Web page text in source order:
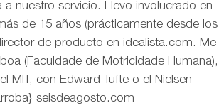
nuestro servicio. Llevo involucrado en
de 15 años (prácticamente desde los
de producto en idealista.com. Me
(Faculdade de Motricidade Humana),
MIT, con Edward Tufte o el Nielsen
seisdeagosto.com